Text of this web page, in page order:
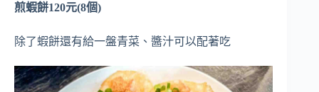
煎蝦餅120元(8個)
除了蝦餅還有給一盤青菜、醬汁可以配著吃